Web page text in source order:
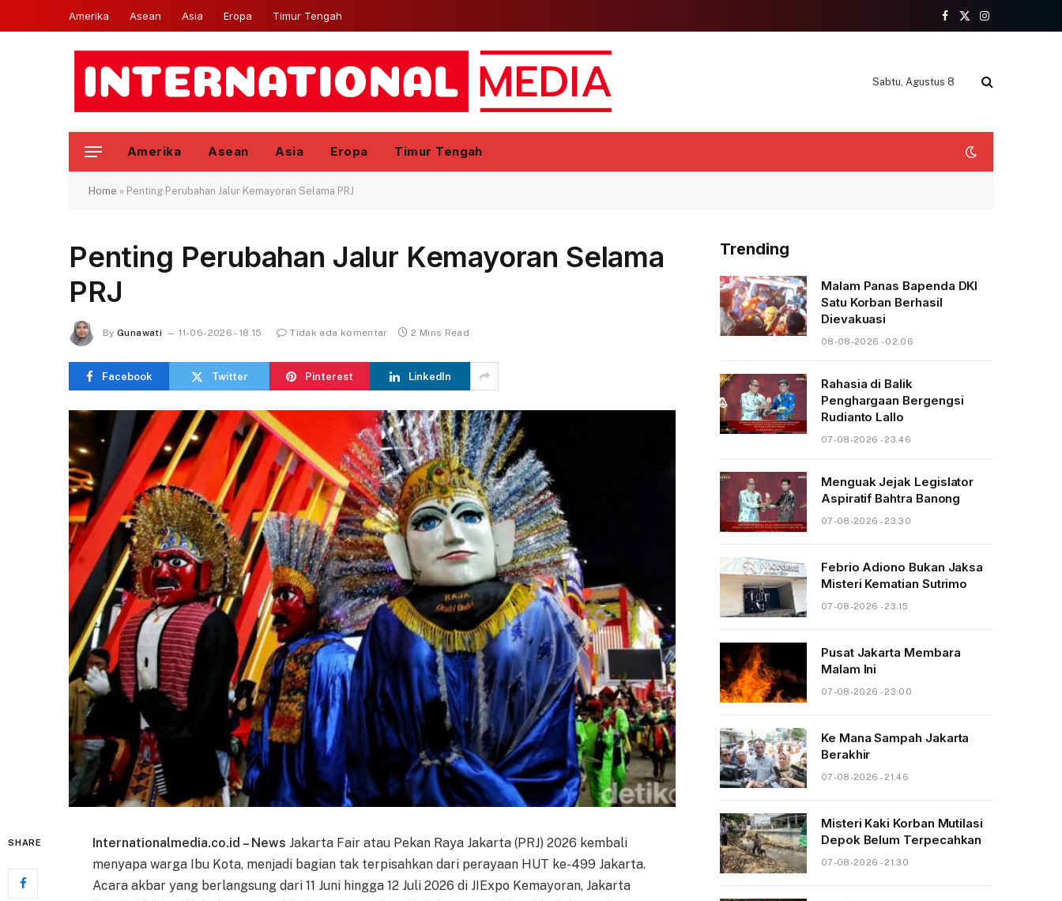
Amerika Asean Asia Eropa Timur Tengah
Facebook
X
Instagram
Sabtu, Agustus 8
Amerika Asean Asia Eropa Timur Tengah
Home » Penting Perubahan Jalur Kemayoran Selama PRJ
Penting Perubahan Jalur Kemayoran Selama
PRJ
By Gunawati 11-06-2026 - 18.15 Tidak ada komentar 2 Mins Read
Facebook Twitter Pinterest LinkedIn
SHARE Internationalmedia.co.id – News Jakarta Fair atau Pekan Raya Jakarta (PRJ) 2026 kembali
menyapa warga Ibu Kota, menjadi bagian tak terpisahkan dari perayaan HUT ke-499 Jakarta.
Acara akbar yang berlangsung dari 11 Juni hingga 12 Juli 2026 di JIExpo Kemayoran, Jakarta
Trending
Malam Panas Bapenda DKI
Satu Korban Berhasil
Dievakuasi
08-08-2026 - 02.06
Rahasia di Balik
Penghargaan Bergengsi
Rudianto Lallo
07-08-2026 - 23.46
Menguak Jejak Legislator
Aspiratif Bahtra Banong
07-08-2026 - 23.30
Febrio Adiono Bukan Jaksa
Misteri Kematian Sutrimo
07-08-2026 - 23.15
Pusat Jakarta Membara
Malam Ini
07-08-2026 - 23.00
Ke Mana Sampah Jakarta
Berakhir
07-08-2026 - 21.46
Misteri Kaki Korban Mutilasi
Depok Belum Terpecahkan
07-08-2026 - 21.30